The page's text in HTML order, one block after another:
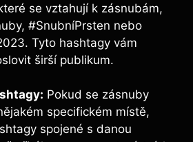
se vztahují k zásnubám,
#SnubníPrsten nebo
Tyto hashtagy vám
širší publikum.
Pokud se zásnuby
specifickém místě,
spojené s danou